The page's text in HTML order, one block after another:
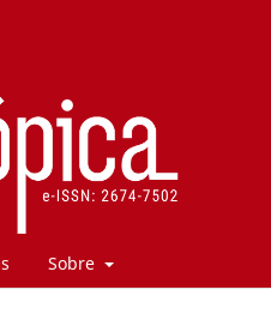
Sobre